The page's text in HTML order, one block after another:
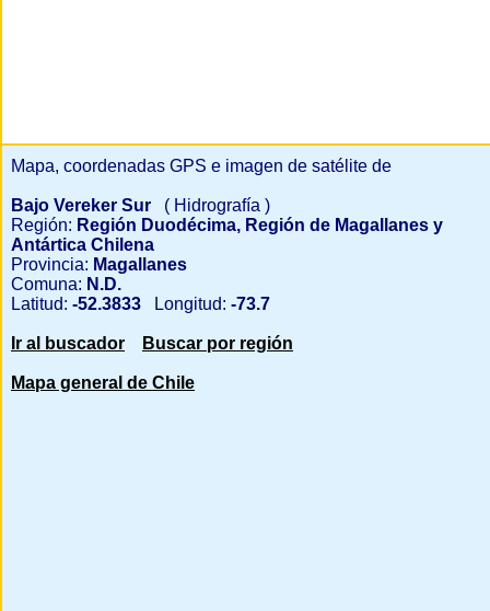
Mapa, coordenadas GPS e imagen de satélite de
Bajo Vereker Sur
( Hidrografía )
Región: Región Duodécima, Región de Magallanes y
Antártica Chilena
Provincia: Magallanes
Comuna: N.D.
Latitud: -52.3833 Longitud: -73.7
Ir al buscador Buscar por región
Mapa general de Chile